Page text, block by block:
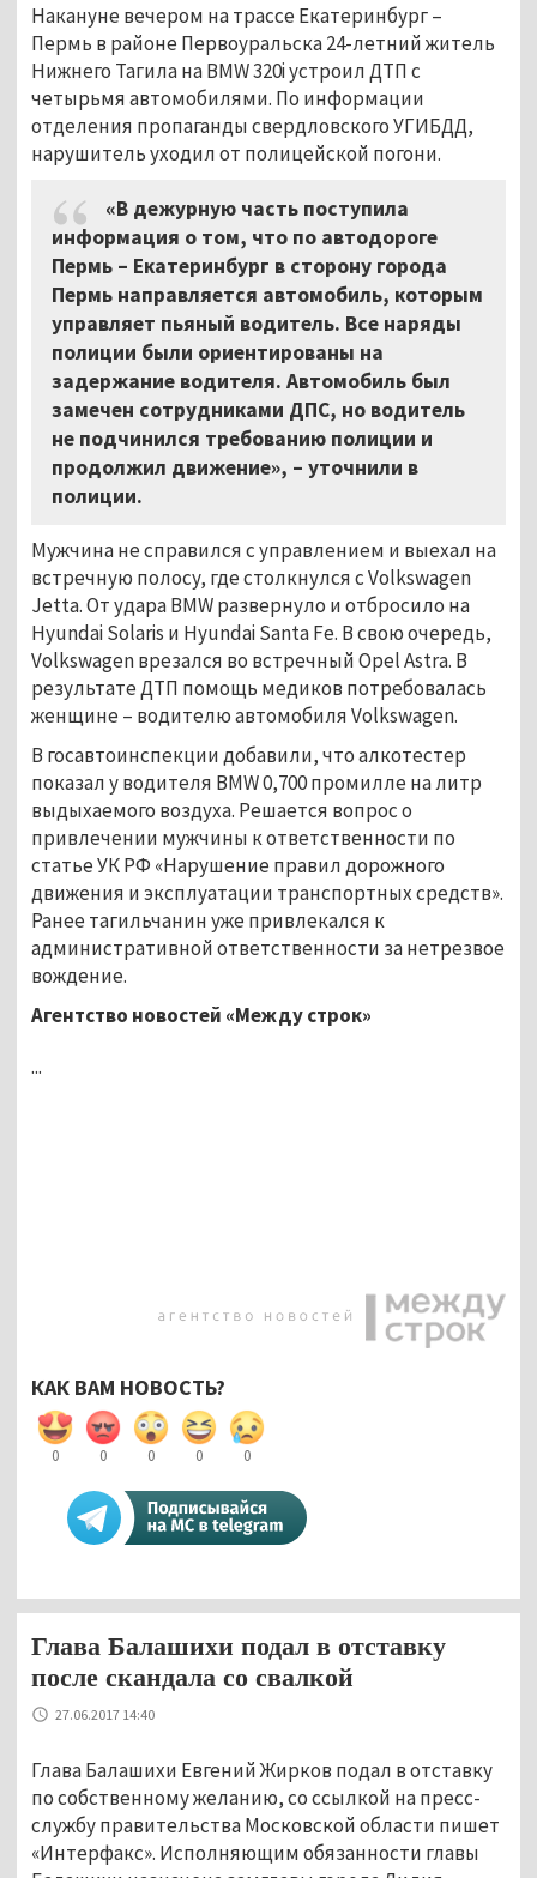
Накануне вечером на трассе Екатеринбург –
Пермь в районе Первоуральска 24-летний житель
Нижнего Тагила на BMW 320i устроил ДТП с
четырьмя автомобилями. По информации
отделения пропаганды свердловского УГИБДД,
нарушитель уходил от полицейской погони.
«В дежурную часть поступила
информация о том, что по автодороге
Пермь – Екатеринбург в сторону города
Пермь направляется автомобиль, которым
управляет пьяный водитель. Все наряды
полиции были ориентированы на
задержание водителя. Автомобиль был
замечен сотрудниками ДПС, но водитель
не подчинился требованию полиции и
продолжил движение», – уточнили в
полиции.
Мужчина не справился с управлением и выехал на
встречную полосу, где столкнулся с Volkswagen
Jetta. От удара BMW развернуло и отбросило на
Hyundai Solaris и Hyundai Santa Fe. В свою очередь,
Volkswagen врезался во встречный Opel Astra. В
результате ДТП помощь медиков потребовалась
женщине – водителю автомобиля Volkswagen.
В госавтоинспекции добавили, что алкотестер
показал у водителя BMW 0,700 промилле на литр
выдыхаемого воздуха. Решается вопрос о
привлечении мужчины к ответственности по
статье УК РФ «Нарушение правил дорожного
движения и эксплуатации транспортных средств».
Ранее тагильчанин уже привлекался к
административной ответственности за нетрезвое
вождение.
Агентство новостей «Между строк»
...
КАК ВАМ НОВОСТЬ?
0 0 0 0 0
Глава Балашихи подал в отставку
после скандала со свалкой
27.06.2017 14:40
Глава Балашихи Евгений Жирков подал в отставку
по собственному желанию, со ссылкой на пресс-
службу правительства Московской области пишет
«Интерфакс». Исполняющим обязанности главы